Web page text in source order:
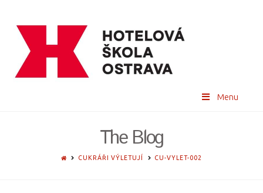
Menu
The Blog
HOMECUKRÁŘI VÝLETUJÍ CU-VYLET-002